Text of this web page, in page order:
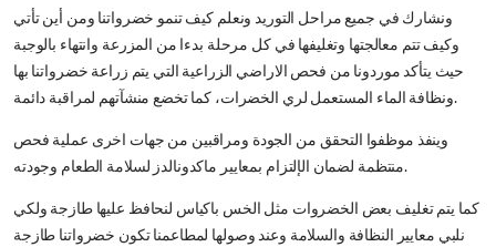
ونشارك في جميع مراحل التوريد ونعلم كيف تنمو خضرواتنا ومن أين تأتي
وكيف تتم معالجتها وتغليفها في كل مرحلة بدءا من المزرعة وانتهاء بالوجبة
حيث يتأكد موردونا من فحص الاراضي الزراعية التي يتم زراعة خضرواتنا بها
ونظافة الماء المستعمل لري الخضرات، كما تخضع منشآتهم لمراقبة دائمة.
وينفذ موظفوا التحقق من الجودة ومراقبين من جهات اخرى عملية فحص
منتظمة لضمان الإلتزام بمعايير ماكدونالدز لسلامة الطعام وجودته.
كما يتم تغليف بعض الخضروات مثل الخس باكياس لنحافظ عليها طازجة ولكي
نلبي معايير النظافة والسلامة وعند وصولها لمطاعمنا تكون خضرواتنا طازجة